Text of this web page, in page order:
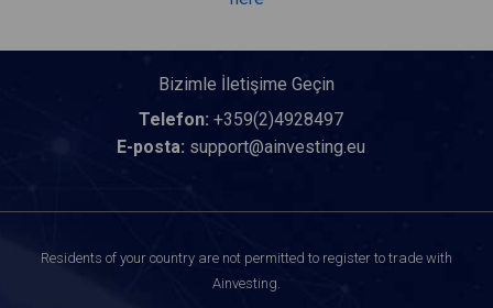
Bizimle İletişime Geçin
Telefon: +359(2)4928497
E-posta: support@ainvesting.eu
Residents of your country are not permitted to register to trade with
Ainvesting.